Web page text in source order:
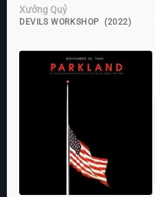
Xưởng Quỷ
DEVILS WORKSHOP (2022)